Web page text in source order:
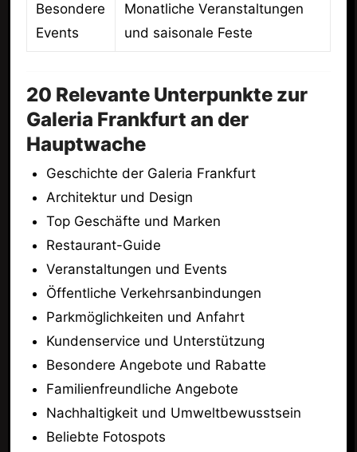
Besondere
Events
Monatliche Veranstaltungen
und saisonale Feste
20 Relevante Unterpunkte zur
Galeria Frankfurt an der
Hauptwache
Geschichte der Galeria Frankfurt
Architektur und Design
Top Geschäfte und Marken
Restaurant-Guide
Veranstaltungen und Events
Öffentliche Verkehrsanbindungen
Parkmöglichkeiten und Anfahrt
Kundenservice und Unterstützung
Besondere Angebote und Rabatte
Familienfreundliche Angebote
Nachhaltigkeit und Umweltbewusstsein
Beliebte Fotospots